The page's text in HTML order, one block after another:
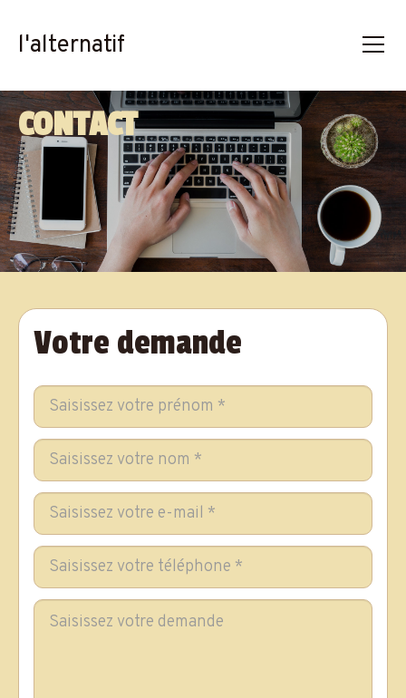
l'alternatif
CONTACT
Votre demande